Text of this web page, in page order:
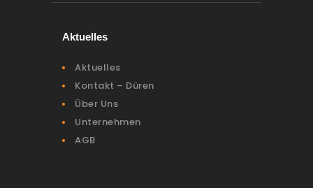
Aktuelles
Aktuelles
Kontakt – Düren
Über Uns
Unternehmen
AGB